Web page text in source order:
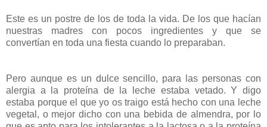
Este es un postre de los de toda la vida. De los que hacían
nuestras madres con pocos ingredientes y que se
convertían en toda una fiesta cuando lo preparaban.
Pero aunque es un dulce sencillo, para las personas con
alergia a la proteína de la leche estaba vetado. Y digo
estaba porque el que yo os traigo está hecho con una leche
vegetal, o mejor dicho con una bebida de almendra, por lo